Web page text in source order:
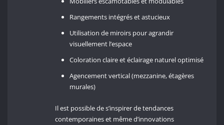
Rangements intégrés et astucieux
Utilisation de miroirs pour agrandir
visuellement l’espace
Coloration claire et éclairage naturel optimisé
Agencement vertical (mezzanine, étagères
murales)
Il est possible de s’inspirer de tendances
contemporaines et même d’innovations